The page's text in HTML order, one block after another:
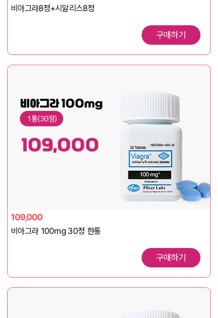
비아그라8정+시알리스8정
구매하기
109,000
비아그라 100mg 30정 한통
구매하기